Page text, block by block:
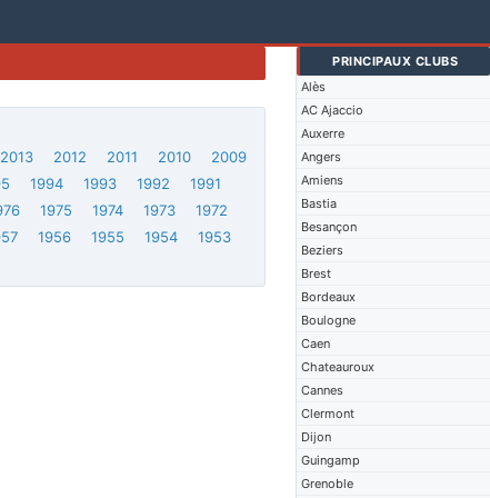
PRINCIPAUX CLUBS
Alès
AC Ajaccio
Auxerre
Angers
Amiens
Bastia
Besançon
Beziers
Brest
Bordeaux
Boulogne
Caen
Chateauroux
Cannes
Clermont
Dijon
Guingamp
Grenoble
2013 2012 2011 2010
2009
1994 1993 1992
1991
1975 1974 1973
1972
1956 1955 1954
1953